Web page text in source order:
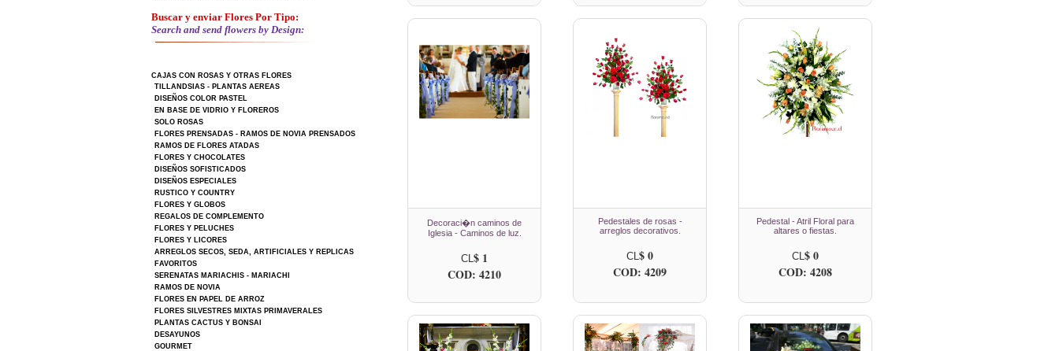
Buscar y enviar Flores Por Tipo:
Search and send flowers by Design:
CAJAS CON ROSAS Y OTRAS FLORES
TILLANDSIAS - PLANTAS AEREAS
DISEÑOS COLOR PASTEL
EN BASE DE VIDRIO Y FLOREROS
SOLO ROSAS
FLORES PRENSADAS - RAMOS DE NOVIA PRENSADOS
RAMOS DE FLORES ATADAS
FLORES Y CHOCOLATES
DISEÑOS SOFISTICADOS
DISEÑOS ESPECIALES
RUSTICO Y COUNTRY
FLORES Y GLOBOS
REGALOS DE COMPLEMENTO
FLORES Y PELUCHES
FLORES Y LICORES
ARREGLOS SECOS, SEDA, ARTIFICIALES Y REPLICAS
FAVORITOS
SERENATAS MARIACHIS - MARIACHI
RAMOS DE NOVIA
FLORES EN PAPEL DE ARROZ
FLORES SILVESTRES MIXTAS PRIMAVERALES
PLANTAS CACTUS Y BONSAI
DESAYUNOS
GOURMET
Decoraci�n caminos de
Iglesia - Caminos de luz.
CL$ 1
COD: 4210
Pedestales de rosas -
arreglos decorativos.
CL$ 0
COD: 4209
Pedestal - Atril Floral para
altares o fiestas.
CL$ 0
COD: 4208